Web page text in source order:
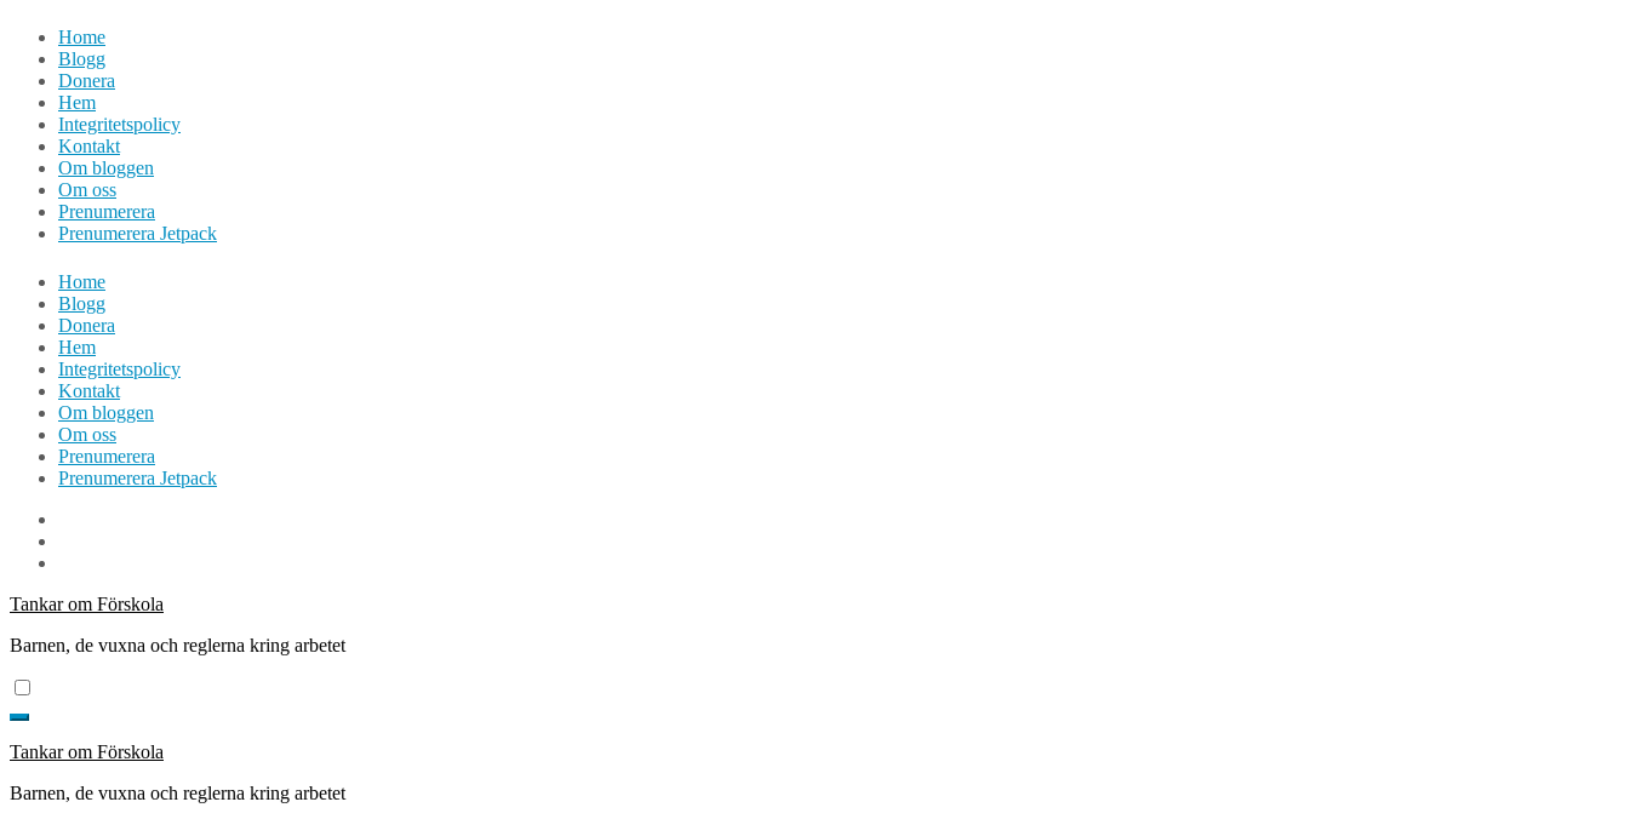
Hoppa
innehåll
Home
Blogg
Donera
Hem
Integritetspolicy
Kontakt
Om bloggen
Om oss
Prenumerera
Prenumerera Jetpack
Home
Blogg
Donera
Hem
Integritetspolicy
Kontakt
Om bloggen
Om oss
Prenumerera
Prenumerera Jetpack
Tankar om Förskola
Barnen, de vuxna och reglerna kring arbetet
Tankar om Förskola
Barnen, de vuxna och reglerna kring arbetet